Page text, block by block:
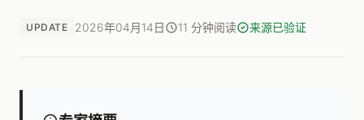
UPDATE 2026年04月14日 11 分钟阅读 来源已验证
提交即视为您同意我们与您联系，信息仅用于设计咨询服务